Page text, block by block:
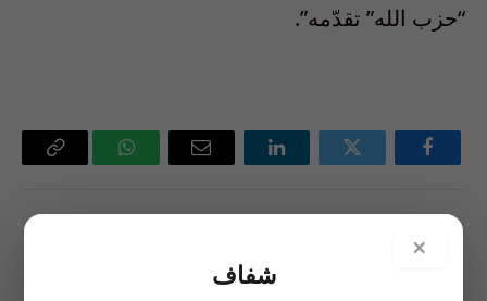
“حزب الله” تقدّمه”.
فيسبوك تويتر لينكدإن
البريد
واتساب Copy
الأسباب الخفية لانقلاب واشنطن
على «النووي الإيراني»
في المنطقة مقوماتهــا متوافرة
×
شفاف